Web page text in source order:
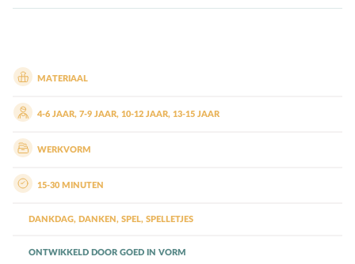
Opvoedkringen
Boekentips voor ouders en opvoedkringen
Alle onderwerpen
A
Andersbegaafd
B
Bijbelstudie
MATERIAAL
4-6 JAAR, 7-9 JAAR, 10-12 JAAR, 13-15 JAAR
WERKVORM
15-30 MINUTEN
DANKDAG, DANKEN , SPEL, SPELLETJES
ONTWIKKELD DOOR GOED IN VORM